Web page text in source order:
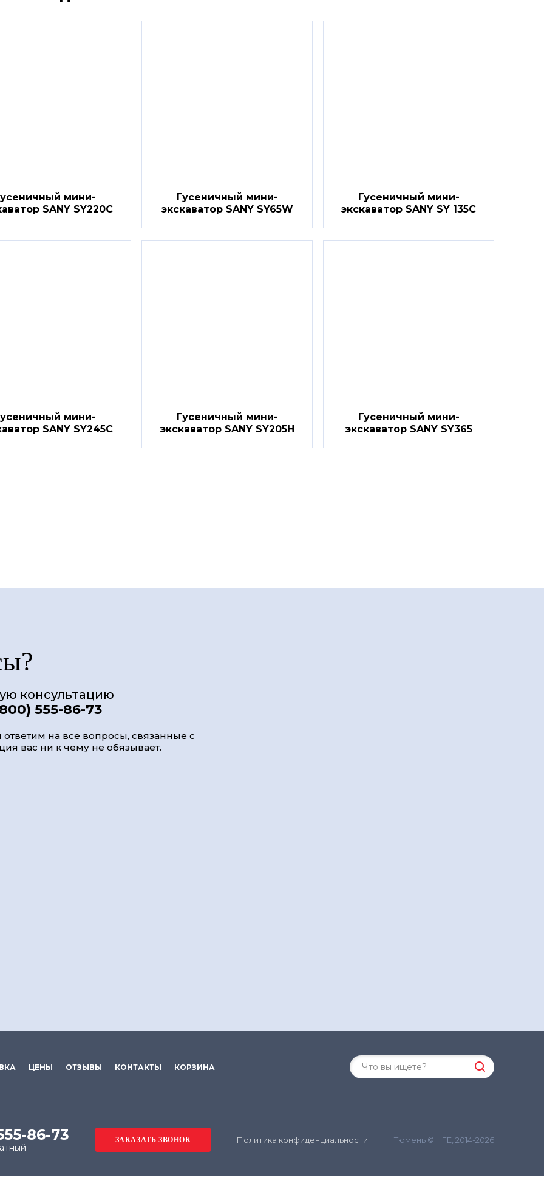
мини-
SANY SY220C
Гусеничный мини-
экскаватор SANY SY65W
Гусеничный мини-
экскаватор SANY SY 135C
мини-
SANY SY245C
Гусеничный мини-
экскаватор SANY SY205H
Гусеничный мини-
экскаватор SANY SY365
консультацию
555-86-73
на все вопросы, связанные с
вас ни к чему не обязывает.
ЦЕНЫ ОТЗЫВЫ КОНТАКТЫ КОРЗИНА
86-73 Политика конфиденциальности Тюмень © HFE, 2014-2026